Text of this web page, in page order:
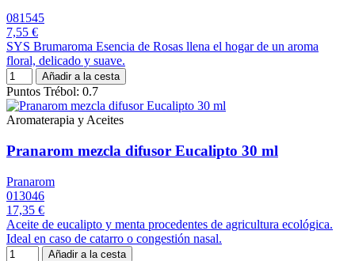
081545
7,55 €
SYS Brumaroma Esencia de Rosas llena el hogar de un aroma
floral, delicado y suave.
Añadir a la cesta
Puntos Trébol: 0.7
Aromaterapia y Aceites
Pranarom mezcla difusor Eucalipto 30 ml
Pranarom
013046
17,35 €
Aceite de eucalipto y menta procedentes de agricultura ecológica.
Ideal en caso de catarro o congestión nasal.
Añadir a la cesta